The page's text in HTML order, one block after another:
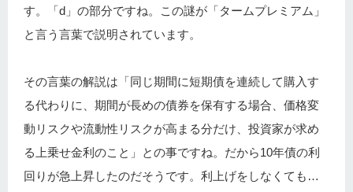
す。「d」の部分ですね。この謎が「タームプレミアム」
と言う言葉で説明されています。
その言葉の解説は「同じ期間に短期債を連続して購入す
る代わりに、期間が長めの債券を保有する場合、価格変
動リスクや流動性リスクが高まる分だけ、投資家が求め
る上乗せ金利のこと」との事ですね。だから10年債の利
回りが急上昇したのだそうです。利上げをしなくても…